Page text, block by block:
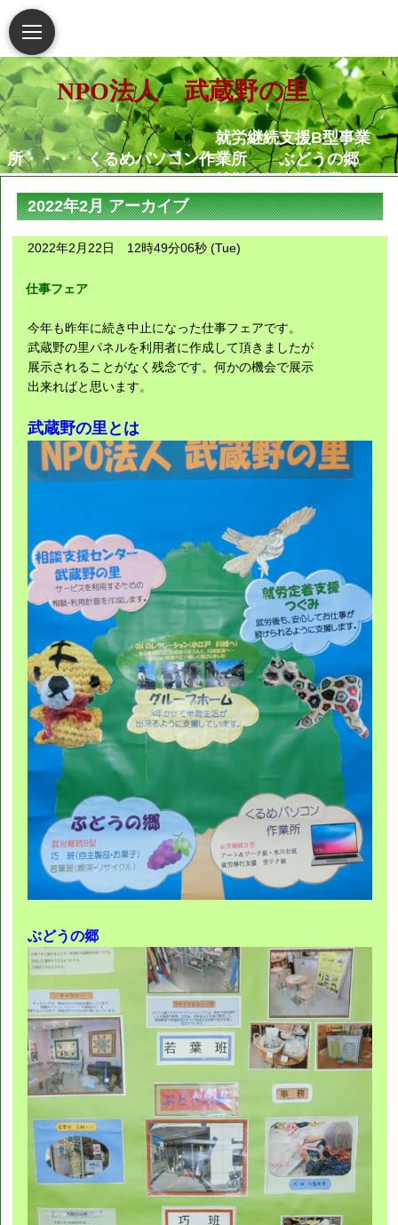
NPO法人 武蔵野の里
就労継続支援B型事業
所・・・・くるめパソコン作業所 ぶどうの郷
就労移行支援事業
所・・・・・・くるめパソコン作業所
相談支援センター武蔵野
の里
就労定着支援センターつ
障害がある人もない人も共に生き
られる地域社会の実現を願っています
2022年2月 アーカイブ
2022年2月22日 12時49分06秒 (Tue)
仕事フェア
今年も昨年に続き中止になった仕事フェアです。
武蔵野の里パネルを利用者に作成して頂きましたが
展示されることがなく残念です。何かの機会で展示
出来ればと思います。
武蔵野の里とは
ぶどうの郷